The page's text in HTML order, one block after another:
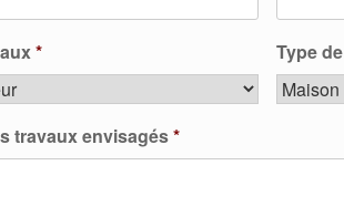
* Type
travaux envisagés*